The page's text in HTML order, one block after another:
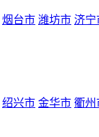
烟台市 潍坊市 济宁
绍兴市 金华市 衢州